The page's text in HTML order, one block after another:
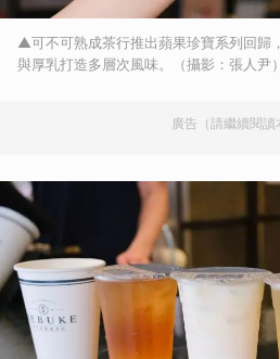
▲可不可熟成茶行推出蘋果珍寶系列回歸
與厚乳打造多層次風味。（攝影：張人尹）
廣告（請繼續閱讀